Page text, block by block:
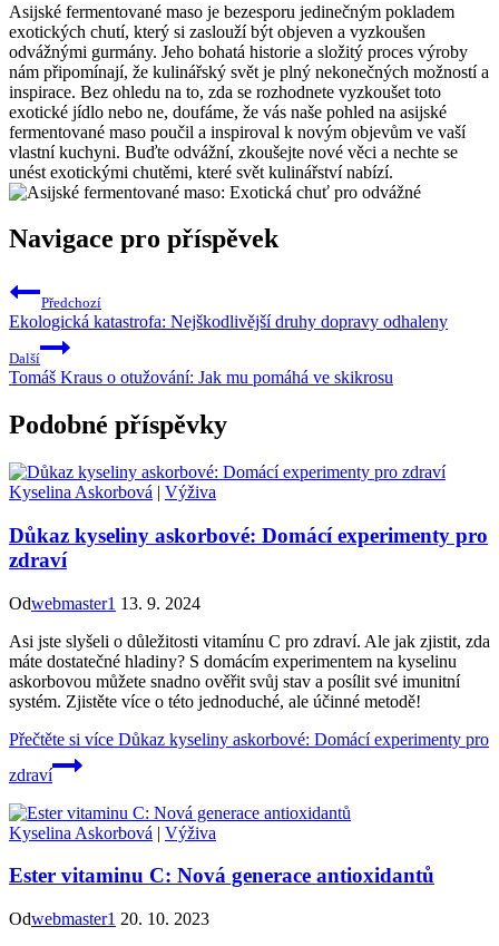
Asijské fermentované maso je bezesporu jedinečným pokladem
exotických chutí, který si zaslouží být objeven a vyzkoušen
odvážnými gurmány. Jeho bohatá historie a složitý proces výroby
nám připomínají, že kulinářský svět je plný nekonečných možností a
inspirace. Bez ohledu na to, zda se rozhodnete vyzkoušet toto
exotické jídlo nebo ne, doufáme, že vás naše pohled na asijské
fermentované maso poučil a inspiroval k novým objevům ve vaší
vlastní kuchyni. Buďte odvážní, zkoušejte nové věci a nechte se
unést exotickými chutěmi, které svět kulinářství nabízí.
Navigace pro příspěvek
Předchozí
Ekologická katastrofa: Nejškodlivější druhy dopravy odhaleny
Další
Tomáš Kraus o otužování: Jak mu pomáhá ve skikrosu
Podobné příspěvky
Kyselina Askorbová | Výživa
Důkaz kyseliny askorbové: Domácí experimenty pro
zdraví
Odwebmaster1 13. 9. 2024
Asi jste slyšeli o důležitosti vitamínu C pro zdraví. Ale jak zjistit, zda
máte dostatečné hladiny? S domácím experimentem na kyselinu
askorbovou můžete snadno ověřit svůj stav a posílit své imunitní
systém. Zjistěte více o této jednoduché, ale účinné metodě!
Přečtěte si více Důkaz kyseliny askorbové: Domácí experimenty pro
zdraví
Kyselina Askorbová | Výživa
Ester vitaminu C: Nová generace antioxidantů
Odwebmaster1 20. 10. 2023